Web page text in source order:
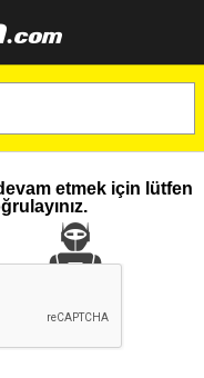
etmek için lütfen